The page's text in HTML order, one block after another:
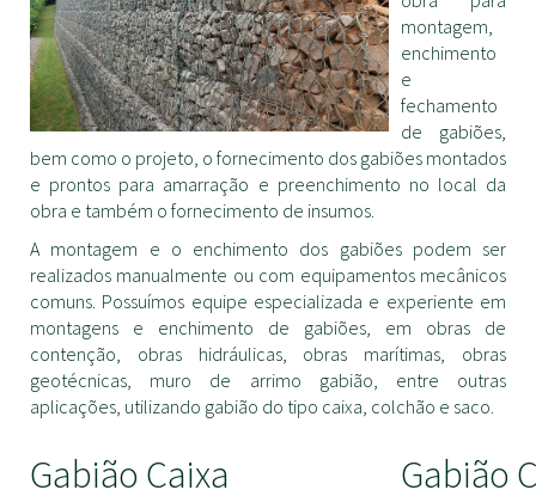
montagem,
enchimento
e
fechamento
de gabiões,
bem como o projeto, o fornecimento dos gabiões montados
e prontos para amarração e preenchimento no local da
obra e também o fornecimento de insumos.
A montagem e o enchimento dos gabiões podem ser
realizados manualmente ou com equipamentos mecânicos
comuns. Possuímos equipe especializada e experiente em
montagens e enchimento de gabiões, em obras de
contenção, obras hidráulicas, obras marítimas, obras
geotécnicas, muro de arrimo gabião, entre outras
aplicações, utilizando gabião do tipo caixa, colchão e saco.
Gabião Caixa Gabião